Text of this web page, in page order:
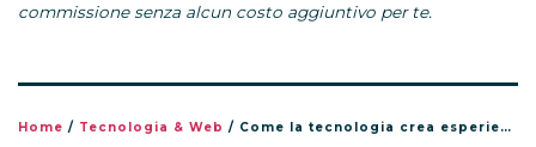
commissione senza alcun costo aggiuntivo per te.
Home / Tecnologia & Web / Come la tecnologia crea esperienze di gioco coinvolgenti